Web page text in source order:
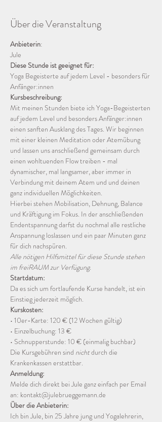
Über die Veranstaltung
Anbieterin:
Jule
Diese Stunde ist geeignet für:
Yoga Begeisterte auf jedem Level - besonders für
Anfänger:innen
Kursbeschreibung:
Mit meinen Stunden biete ich Yoga-Begeisterten
auf jedem Level und besonders Anfänger:innen
einen sanften Ausklang des Tages. Wir beginnen
mit einer kleinen Meditation oder Atemübung
und lassen uns anschließend gemeinsam durch
einen wohltuenden Flow treiben - mal
dynamischer, mal langsamer, aber immer in
Verbindung mit deinem Atem und und deinen
ganz individuellen Möglichkeiten.
Hierbei stehen Mobilisation, Dehnung, Balance
und Kräftigung im Fokus. In der anschließenden
Endentspannung darfst du nochmal alle restliche
Anspannung loslassen und ein paar Minuten ganz
für dich nachspüren.
Alle nötigen Hilfsmittel für diese Stunde stehen
im freiRAUM zur Verfügung.
Startdatum:
Da es sich um fortlaufende Kurse handelt, ist ein
Einstieg jederzeit möglich.
Kurskosten:
• 10er-Karte: 120 € (12 Wochen gültig)
• Einzelbuchung: 13 €
• Schnupperstunde: 10 € (einmalig buchbar)
Die Kursgebühren sind nicht durch die
Krankenkassen erstattbar.
Anmeldung:
Melde dich direkt bei Jule ganz einfach per Email
an: kontakt@julebrueggemann.de
Über die Anbieterin:
Ich bin Jule, bin 25 Jahre jung und Yogalehrerin,